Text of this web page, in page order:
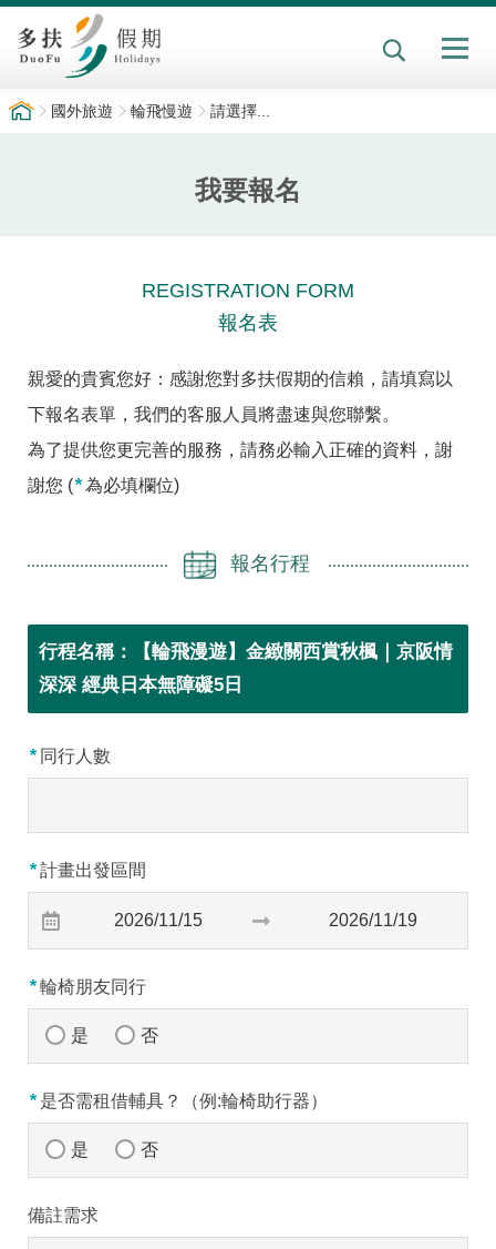
國外旅遊 輪飛慢遊 請選擇...
我要報名
REGISTRATION FORM
報名表
親愛的貴賓您好：感謝您對多扶假期的信賴，請填寫以
下報名表單，我們的客服人員將盡速與您聯繫。
為了提供您更完善的服務，請務必輸入正確的資料，謝
謝您 (*為必填欄位)
報名行程
行程名稱：
【輪飛漫遊】金緻關西賞秋楓｜京阪情
深深 經典日本無障礙5日
* 同行人數
*計畫出發區間
*輪椅朋友同行
是 否
* 是否需租借輔具？（例:輪椅助行器）
是 否
備註需求